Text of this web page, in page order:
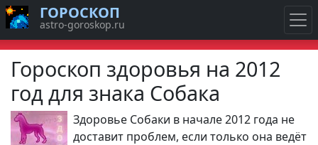
Гороскоп здоровья на 2012
год для знака Собака
Здоровье Собаки в начале 2012 года не
доставит проблем, если только она ведёт
ГОРОСКОП
astro-goroskop.ru